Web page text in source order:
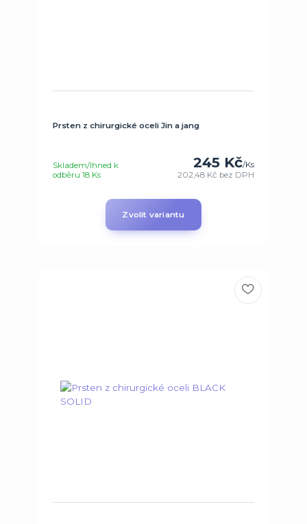
Prsten z chirurgické oceli Jin a jang
245 Kč/Ks
202,48 Kč bez DPH
Skladem/Ihned k
odběru 18 Ks
Zvolit variantu